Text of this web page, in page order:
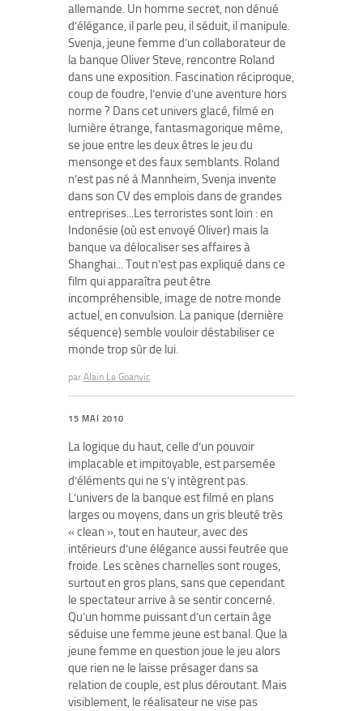
allemande. Un homme secret, non dénué
d’élégance, il parle peu, il séduit, il manipule.
Svenja, jeune femme d’un collaborateur de
la banque Oliver Steve, rencontre Roland
dans une exposition. Fascination réciproque,
coup de foudre, l’envie d’une aventure hors
norme ? Dans cet univers glacé, filmé en
lumière étrange, fantasmagorique même,
se joue entre les deux êtres le jeu du
mensonge et des faux semblants. Roland
n’est pas né à Mannheim, Svenja invente
dans son CV des emplois dans de grandes
entreprises...Les terroristes sont loin : en
Indonésie (où est envoyé Oliver) mais la
banque va délocaliser ses affaires à
Shanghai... Tout n’est pas expliqué dans ce
film qui apparaîtra peut être
incompréhensible, image de notre monde
actuel, en convulsion. La panique (dernière
séquence) semble vouloir déstabiliser ce
monde trop sûr de lui.
par Alain Le Goanvic
15 MAI 2010
La logique du haut, celle d’un pouvoir
implacable et impitoyable, est parsemée
d’éléments qui ne s’y intègrent pas.
L’univers de la banque est filmé en plans
larges ou moyens, dans un gris bleuté très
« clean », tout en hauteur, avec des
intérieurs d’une élégance aussi feutrée que
froide. Les scènes charnelles sont rouges,
surtout en gros plans, sans que cependant
le spectateur arrive à se sentir concerné.
Qu’un homme puissant d’un certain âge
séduise une femme jeune est banal. Que la
jeune femme en question joue le jeu alors
que rien ne le laisse présager dans sa
relation de couple, est plus déroutant. Mais
visiblement, le réalisateur ne vise pas